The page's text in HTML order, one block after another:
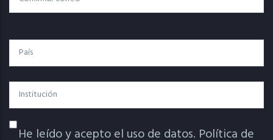
País
Institución
Política De Privacidad
He leído y acepto el uso de datos. Política de